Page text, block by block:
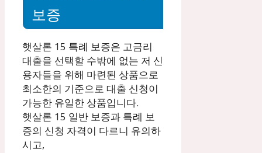
보증
햇살론 15 특례 보증은 고금리
대출을 선택할 수밖에 없는 저 신
용자들을 위해 마련된 상품으로
최소한의 기준으로 대출 신청이
가능한 유일한 상품입니다.
햇살론 15 일반 보증과 특례 보
증의 신청 자격이 다르니 유의하
시고,